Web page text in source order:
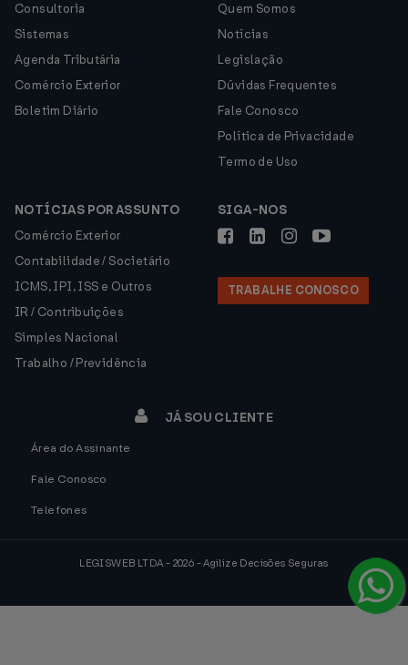
Consultoria
Sistemas
Agenda Tributária
Comércio Exterior
Boletim Diário
Quem Somos
Notícias
Legislação
Dúvidas Frequentes
Fale Conosco
Política de Privacidade
Termo de Uso
NOTÍCIAS POR ASSUNTO
Comércio Exterior
Contabilidade / Societário
ICMS, IPI, ISS e Outros
IR / Contribuições
Simples Nacional
Trabalho / Previdência
SIGA-NOS
TRABALHE CONOSCO
JÁ SOU CLIENTE
Área do Assinante
Fale Conosco
Telefones
LEGISWEB LTDA - 2026 - Agilize Decisões Seguras